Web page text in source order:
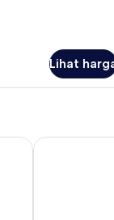
Lihat
Atlantica